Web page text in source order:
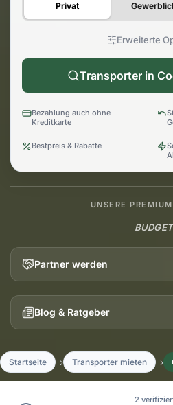
Privat
Erweiterte
Transporter in
Bezahlung auch ohne
Kreditkarte
Bestpreis & Rabatte
UNSERE
BUDGET
Partner werden
Blog & Ratgeber
Startseite Transporter mieten
2